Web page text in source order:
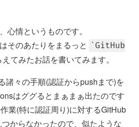
心情というものです。
そのあたりをまるっと
GitHub
てみたお話を書いてみます。
諸々の手順(認証からpushまで)を
はググるとまぁまぁ出たのです
業(特に認証周り)に対するGitHub
からなかったので、似たような